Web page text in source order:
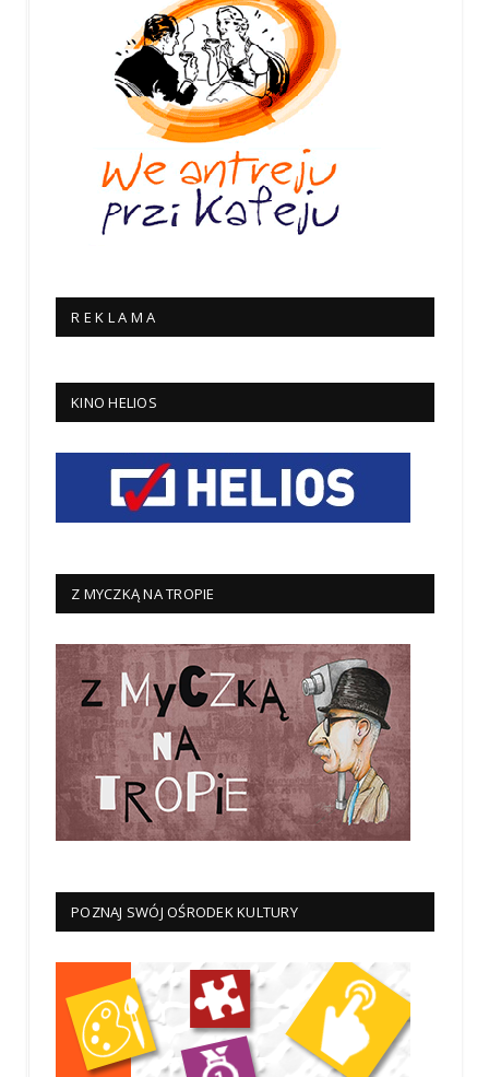
R E K L A M A
KINO HELIOS
Z MYCZKĄ NA TROPIE
POZNAJ SWÓJ OŚRODEK KULTURY